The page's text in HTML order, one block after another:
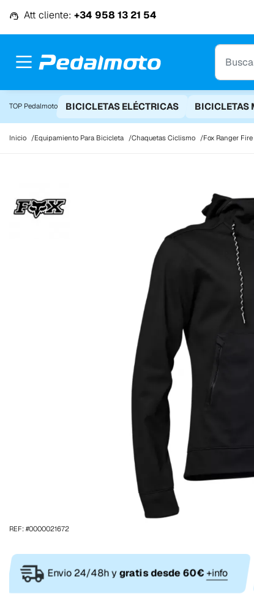
Att cliente: +34 958 13 21 54
TOP Pedalmoto BICICLETAS ELÉCTRICAS BICICLETAS
Inicio Equipamiento Para Bicicleta Chaquetas Ciclismo Fox Ranger
REF: #0000021672
Envio 24/48h ygratis desde 60€ +info